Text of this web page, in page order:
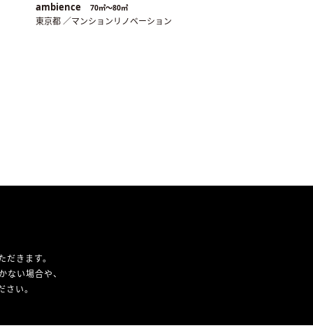
ambience 70㎡〜80㎡
東京都 ／マンションリノベーション
きます。
い場合や、
い。